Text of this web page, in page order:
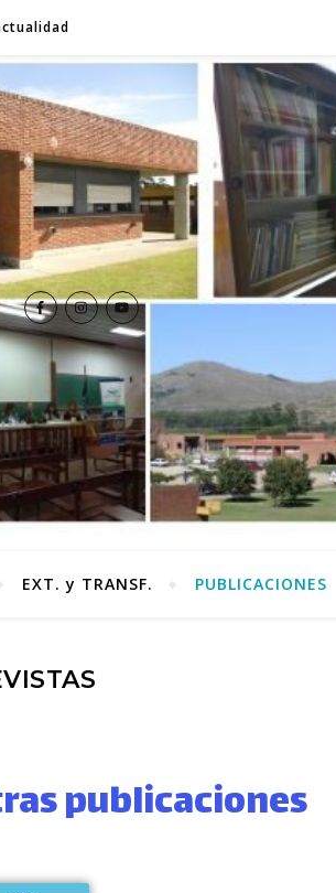
EXT. y TRANSF. PUBLICACIONES
publicaciones